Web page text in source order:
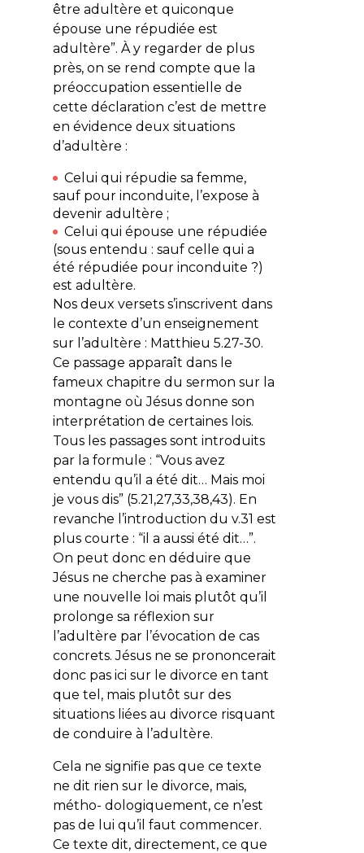
être adultère et quiconque
épouse une répudiée est
adultère”. À y regarder de plus
près, on se rend compte que la
préoccupation essentielle de
cette déclaration c’est de mettre
en évidence deux situations
d’adultère :
Celui qui répudie sa femme,
sauf pour inconduite, l’expose à
devenir adultère ;
Celui qui épouse une répudiée
(sous entendu : sauf celle qui a
été répudiée pour inconduite ?)
est adultère.
Nos deux versets s’inscrivent dans
le contexte d’un enseignement
sur l’adultère : Matthieu 5.27-30.
Ce passage apparaît dans le
fameux chapitre du sermon sur la
montagne où Jésus donne son
interprétation de certaines lois.
Tous les passages sont introduits
par la formule : “Vous avez
entendu qu’il a été dit… Mais moi
je vous dis” (5.21,27,33,38,43). En
revanche l’introduction du v.31 est
plus courte : “il a aussi été dit…”.
On peut donc en déduire que
Jésus ne cherche pas à examiner
une nouvelle loi mais plutôt qu’il
prolonge sa réflexion sur
l’adultère par l’évocation de cas
concrets. Jésus ne se prononcerait
donc pas ici sur le divorce en tant
que tel, mais plutôt sur des
situations liées au divorce risquant
de conduire à l’adultère.
Cela ne signifie pas que ce texte
ne dit rien sur le divorce, mais,
métho- dologiquement, ce n’est
pas de lui qu’il faut commencer.
Ce texte dit, directement, ce que